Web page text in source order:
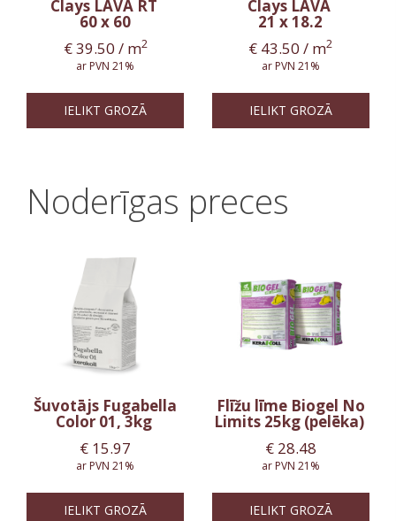
Clays LAVA RT
60 x 60
€39.50 / m2
ar PVN 21%
IELIKT GROZĀ
Clays LAVA
21 x 18.2
€ 43.50 / m2
ar PVN 21%
IELIKT GROZĀ
Noderīgas preces
Šuvotājs Fugabella
Color 01, 3kg
€ 15.97
ar PVN 21%
IELIKT GROZĀ
Flīžu līme Biogel No
Limits 25kg (pelēka)
€28.48
ar PVN 21%
IELIKT GROZĀ